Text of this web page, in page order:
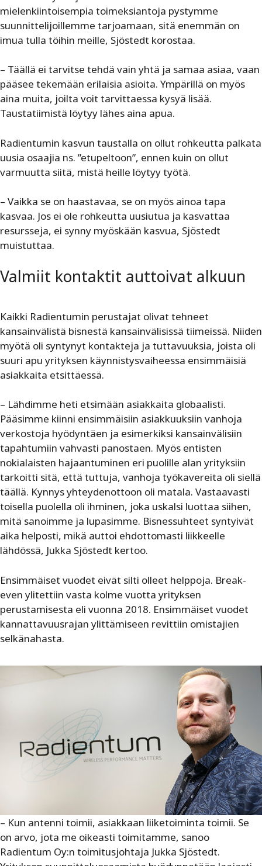
mielenkiintoisempia toimeksiantoja pystymme
suunnittelijoillemme tarjoamaan, sitä enemmän on
imua tulla töihin meille, Sjöstedt korostaa.
– Täällä ei tarvitse tehdä vain yhtä ja samaa asiaa, vaan
pääsee tekemään erilaisia asioita. Ympärillä on myös
aina muita, joilta voit tarvittaessa kysyä lisää.
Taustatiimistä löytyy lähes aina apua.
Radientumin kasvun taustalla on ollut rohkeutta palkata
uusia osaajia ns. ”etupeltoon”, ennen kuin on ollut
varmuutta siitä, mistä heille löytyy työtä.
– Vaikka se on haastavaa, se on myös ainoa tapa
kasvaa. Jos ei ole rohkeutta uusiutua ja kasvattaa
resursseja, ei synny myöskään kasvua, Sjöstedt
muistuttaa.
Valmiit kontaktit auttoivat alkuun
Kaikki Radientumin perustajat olivat tehneet
kansainvälistä bisnestä kansainvälisissä tiimeissä. Niiden
myötä oli syntynyt kontakteja ja tuttavuuksia, joista oli
suuri apu yrityksen käynnistysvaiheessa ensimmäisiä
asiakkaita etsittäessä.
– Lähdimme heti etsimään asiakkaita globaalisti.
Pääsimme kiinni ensimmäisiin asiakkuuksiin vanhoja
verkostoja hyödyntäen ja esimerkiksi kansainvälisiin
tapahtumiin vahvasti panostaen. Myös entisten
nokialaisten hajaantuminen eri puolille alan yrityksiin
tarkoitti sitä, että tuttuja, vanhoja työkavereita oli siellä
täällä. Kynnys yhteydenottoon oli matala. Vastaavasti
toisella puolella oli ihminen, joka uskalsi luottaa siihen,
mitä sanoimme ja lupasimme. Bisnessuhteet syntyivät
aika helposti, mikä auttoi ehdottomasti liikkeelle
lähdössä, Jukka Sjöstedt kertoo.
Ensimmäiset vuodet eivät silti olleet helppoja. Break-
even ylitettiin vasta kolme vuotta yrityksen
perustamisesta eli vuonna 2018. Ensimmäiset vuodet
kannattavuusrajan ylittämiseen revittiin omistajien
selkänahasta.
– Kun antenni toimii, asiakkaan liiketoiminta toimii. Se
on arvo, jota me oikeasti toimitamme, sanoo
Radientum Oy:n toimitusjohtaja Jukka Sjöstedt.